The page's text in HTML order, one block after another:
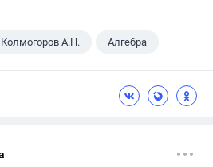
Колмогоров А.Н. Алгебра